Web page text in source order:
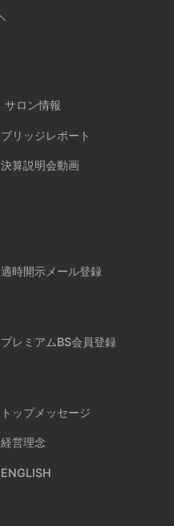
サロン情報
ブリッジレポート
決算説明会動画
適時開示メール登録
プレミアムBS会員登録
トップメッセージ
経営理念
ENGLISH